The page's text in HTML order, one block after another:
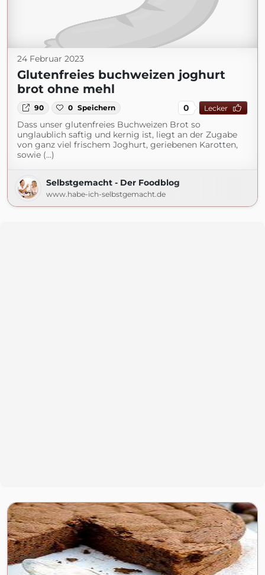
24 Februar 2023
Glutenfreies buchweizen joghurt
brot ohne mehl
90 0 Speichern 0 Lecker
Dass unser glutenfreies Buchweizen Brot so
unglaublich saftig und kernig ist, liegt an der Zugabe
von ganz viel frischem Joghurt, geriebenen Karotten,
sowie (...)
Selbstgemacht - Der Foodblog
www.habe-ich-selbstgemacht.de